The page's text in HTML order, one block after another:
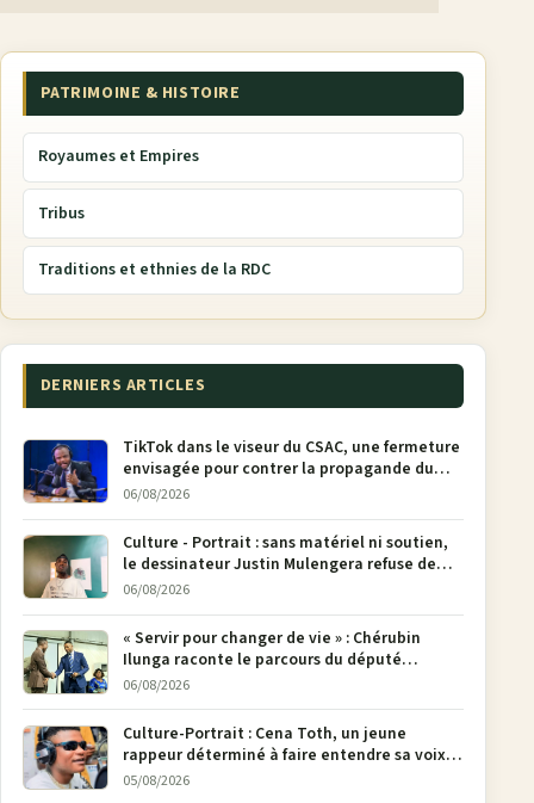
PATRIMOINE & HISTOIRE
Royaumes et Empires
Tribus
Traditions et ethnies de la RDC
DERNIERS ARTICLES
TikTok dans le viseur du CSAC, une fermeture
envisagée pour contrer la propagande du
M23
06/08/2026
Culture - Portrait : sans matériel ni soutien,
le dessinateur Justin Mulengera refuse de
poser son crayon
06/08/2026
« Servir pour changer de vie » : Chérubin
Ilunga raconte le parcours du député
national Jethro Muyombi Tshimbu en 137
06/08/2026
Culture-Portrait : Cena Toth, un jeune
rappeur déterminé à faire entendre sa voix à
Bunia
05/08/2026